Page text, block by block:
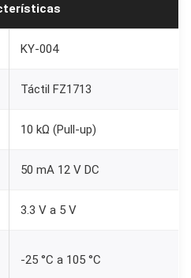
KY-004
Táctil FZ1713
10 kΩ (Pull-up)
50 mA 12 V DC
3.3 V a 5 V
-25 °C a 105 °C